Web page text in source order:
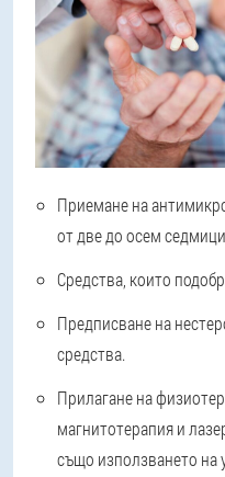
Приемане на
от две до осем
Средства, които
Предписване на
средства.
Прилагане на
магнитотерапия и
също използването на